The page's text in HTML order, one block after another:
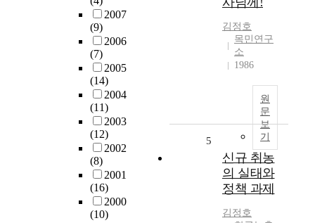
2007
(9)
2006
(7)
2005
(14)
2004
(11)
2003
(12)
2002
(8)
2001
(16)
2000
(10)
김정호
목민연구
소
1986
원
문
보
기
5
신규 취농
의 실태와
정책 과제
김정호